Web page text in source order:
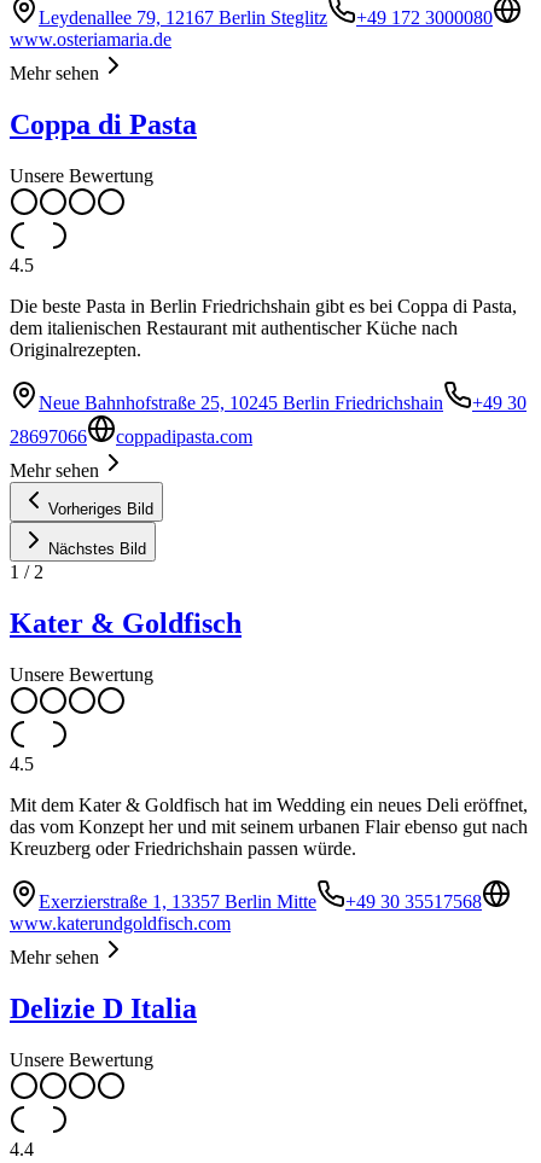
Leydenallee 79, 12167 Berlin Steglitz
+49 172 3000080
www.osteriamaria.de
Mehr sehen
Coppa di Pasta
Unsere Bewertung
4.5
Die beste Pasta in Berlin Friedrichshain gibt es bei Coppa di Pasta,
dem italienischen Restaurant mit authentischer Küche nach
Originalrezepten.
Neue Bahnhofstraße 25, 10245 Berlin Friedrichshain
+49 30
28697066
coppadipasta.com
Mehr sehen
Vorheriges Bild
Nächstes Bild
1 / 2
Kater & Goldfisch
Unsere Bewertung
4.5
Mit dem Kater & Goldfisch hat im Wedding ein neues Deli eröffnet,
das vom Konzept her und mit seinem urbanen Flair ebenso gut nach
Kreuzberg oder Friedrichshain passen würde.
Exerzierstraße 1, 13357 Berlin Mitte
+49 30 35517568
www.katerundgoldfisch.com
Mehr sehen
Delizie D Italia
Unsere Bewertung
4.4